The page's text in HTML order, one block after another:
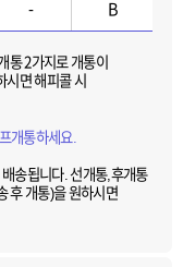
- B
통 2가지로 개통이
시면 해피콜 시
개통하세요.
송됩니다. 선개통,후개통
후 개통)을 원하시면